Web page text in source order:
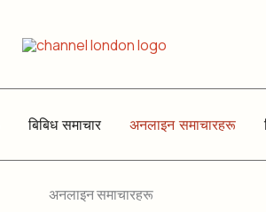
बिबिध समाचार अनलाइन समाचारहरू
अनलाइन समाचारहरू